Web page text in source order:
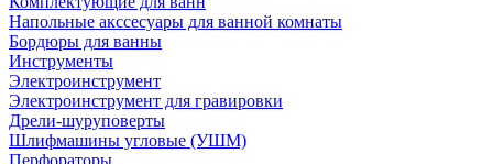
Напольные акссесуары для ванной комнаты
Бордюры для ванны
Инструменты
Электроинструмент
Электроинструмент для гравировки
Дрели-шуруповерты
Шлифмашины угловые (УШМ)
Перфораторы